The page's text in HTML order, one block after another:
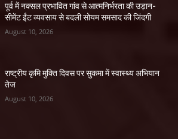
पूर्व में नक्सल प्रभावित गांव से आत्मनिर्भरता की उड़ान-
सीमेंट ईंट व्यवसाय से बदली सोयम समसाद की जिंदगी
August 10, 2026
राष्ट्रीय कृमि मुक्ति दिवस पर सुकमा में स्वास्थ्य अभियान
तेज
August 10, 2026